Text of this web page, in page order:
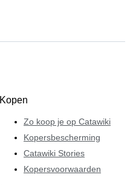
Kopen
Zo koop je op Catawiki
Kopersbescherming
Catawiki Stories
Kopersvoorwaarden